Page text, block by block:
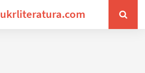
ukrliteratura.com